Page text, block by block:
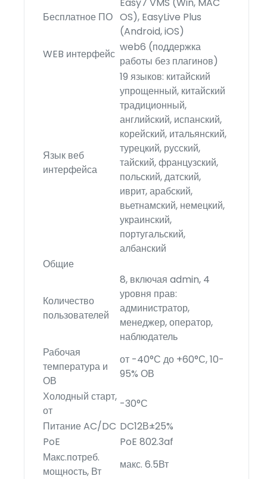
Бесплатное ПО OS), EasyLive Plus
(Android, iOS)
WEB интерфейс
web6 (поддержка
работы без плагинов)
Язык веб
интерфейса
19 языков: китайский
упрощенный, китайский
традиционный,
английский, испанский,
корейский, итальянский,
турецкий, русский,
тайский, французский,
польский, датский,
иврит, арабский,
вьетнамский, немецкий,
украинский,
португальский,
албанский
Общие
Количество
пользователей
8, включая admin, 4
уровня прав:
администратор,
менеджер, оператор,
наблюдатель
Рабочая
температура и
ОВ
от -40°С до +60°С, 10-
95% ОВ
Холодный старт,
от
-30°С
Питание AC/DC DC12В±25%
PoE
PoE 802.3af
Макс.потреб.
мощность, Вт
макс. 6.5Вт